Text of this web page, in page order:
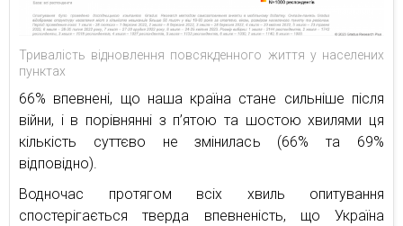
Тривалість відновлення повсякденного життя у населених
пунктах
66% впевнені, що наша країна стане сильніше після
війни, і в порівнянні з п’ятою та шостою хвилями ця
кількість суттєво не змінилась (66% та 69%
відповідно).
Водночас протягом всіх хвиль опитування
спостерігається тверда впевненість, що Україна